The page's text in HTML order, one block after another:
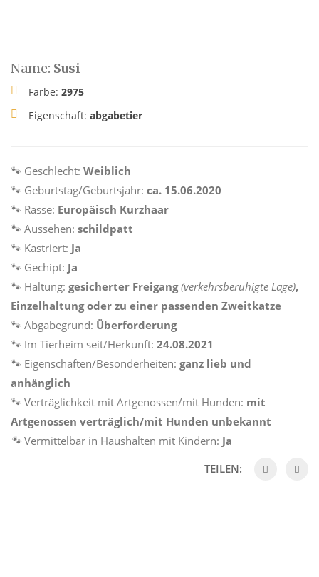
Name: Susi
Farbe: 2975
Eigenschaft: abgabetier
🐾 Geschlecht: Weiblich
🐾 Geburtstag/Geburtsjahr: ca. 15.06.2020
🐾 Rasse: Europäisch Kurzhaar
🐾 Aussehen: schildpatt
🐾 Kastriert: Ja
🐾 Gechipt: Ja
🐾 Haltung: gesicherter Freigang(verkehrsberuhigte Lage),
Einzelhaltung oder zu einer passenden Zweitkatze
🐾 Abgabegrund: Überforderung
🐾 Im Tierheim seit/Herkunft: 24.08.2021
🐾 Eigenschaften/Besonderheiten: ganz lieb und
anhänglich
🐾 Verträglichkeit mit Artgenossen/mit Hunden: mit
Artgenossen verträglich/mit Hunden unbekannt
🐾 Vermittelbar in Haushalten mit Kindern: Ja
TEILEN: